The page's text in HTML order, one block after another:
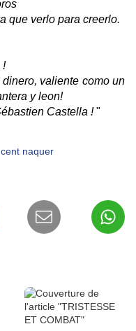
que verlo para creerlo.
!
valiente como un
y leon!
Castella !"
naquer